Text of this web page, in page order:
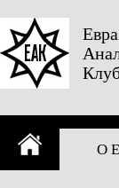
to
content
О